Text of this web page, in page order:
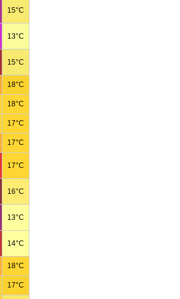
15°C
13°C
15°C
18°C
18°C
17°C
17°C
17°C
16°C
13°C
14°C
18°C
17°C